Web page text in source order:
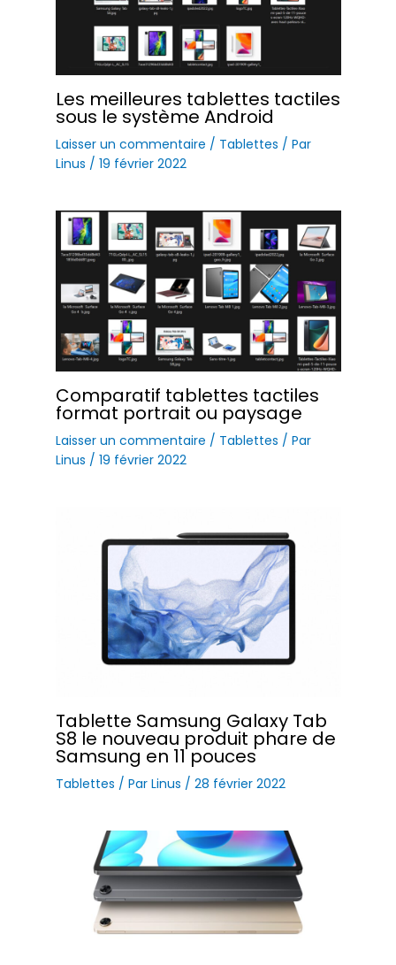
Les meilleures tablettes tactiles
sous le système Android
Laisser un commentaire / Tablettes / Par
Linus / 19 février 2022
Comparatif tablettes tactiles
format portrait ou paysage
Laisser un commentaire / Tablettes / Par
Linus / 19 février 2022
Tablette Samsung Galaxy Tab
S8 le nouveau produit phare de
Samsung en 11 pouces
Tablettes / Par Linus / 28 février 2022